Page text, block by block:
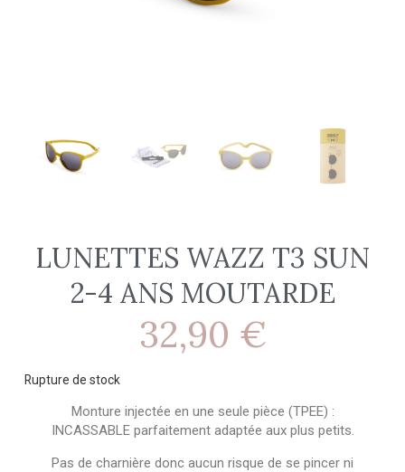
LUNETTES WAZZ T3 SUN
2-4 ANS MOUTARDE
32,90 €
Rupture de stock
Monture injectée en une seule pièce (TPEE) :
INCASSABLE parfaitement adaptée aux plus petits.
Pas de charnière donc aucun risque de se pincer ni